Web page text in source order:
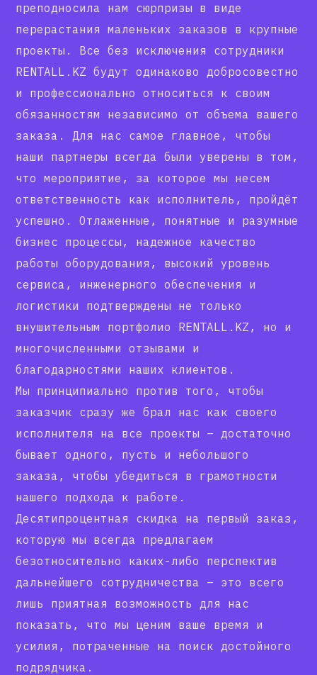
преподносила нам сюрпризы в виде
перерастания маленьких заказов в крупные
проекты. Все без исключения сотрудники
RENTALL.KZ будут одинаково добросовестно
и профессионально относиться к своим
обязанностям независимо от объема вашего
заказа. Для нас самое главное, чтобы
наши партнеры всегда были уверены в том,
что мероприятие, за которое мы несем
ответственность как исполнитель, пройдёт
успешно. Отлаженные, понятные и разумные
бизнес процессы, надежное качество
работы оборудования, высокий уровень
сервиса, инженерного обеспечения и
логистики подтверждены не только
внушительным портфолио RENTALL.KZ, но и
многочисленными отзывами и
благодарностями наших клиентов.
Мы принципиально против того, чтобы
заказчик сразу же брал нас как своего
исполнителя на все проекты – достаточно
бывает одного, пусть и небольшого
заказа, чтобы убедиться в грамотности
нашего подхода к работе.
Десятипроцентная скидка на первый заказ,
которую мы всегда предлагаем
безотносительно каких-либо перспектив
дальнейшего сотрудничества – это всего
лишь приятная возможность для нас
показать, что мы ценим ваше время и
усилия, потраченные на поиск достойного
подрядчика.